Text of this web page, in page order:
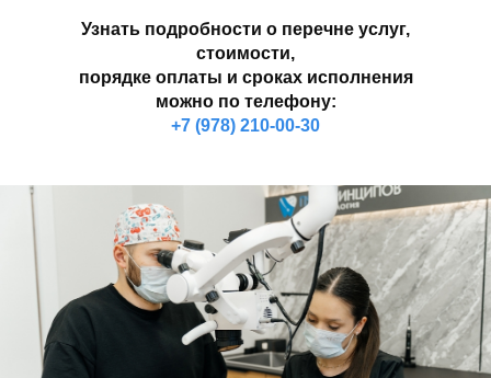
Узнать подробности о перечне услуг,
стоимости,
порядке оплаты и сроках исполнения
можно по телефону:
+7 (978) 210-00-30
Новейшее оборудование